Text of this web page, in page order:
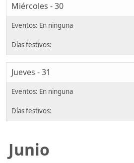
Miércoles - 30
Jueves - 31
Junio